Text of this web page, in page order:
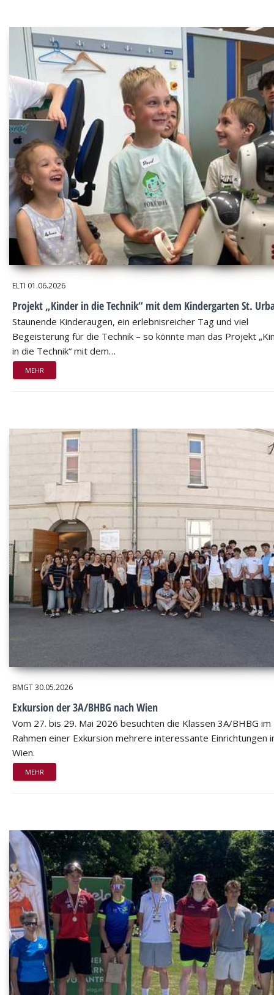
ELTI 01.06.2026
Projekt „Kinder in die Technik“ mit dem Kindergarten St.
Staunende Kinderaugen, ein erlebnisreicher Tag und viel
Begeisterung für die Technik – so könnte man das Projekt
in die Technik“ mit dem…
MEHR
BMGT30.05.2026
Exkursion der 3A/BHBG nach Wien
Vom 27. bis 29. Mai 2026 besuchten die Klassen 3A/BHBG im
Rahmen einer Exkursion mehrere interessante Einrichtungen
Wien.
MEHR